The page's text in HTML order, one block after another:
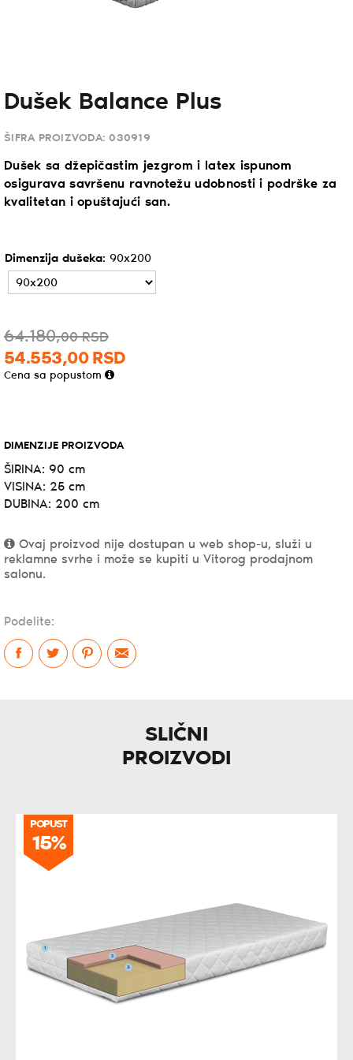
Dušek Balance Plus
ŠIFRA PROIZVODA:030919
Dušek sa džepičastim jezgrom i latex ispunom
osigurava savršenu ravnotežu udobnosti i podrške za
kvalitetan i opuštajući san.
Dimenzija dušeka: 90x200
64.180,00 RSD
Originalna
cena
64.180,00RSD.
54.553,00 RSD
Trenutna
cena
Cena sa popustom
DIMENZIJE PROIZVODA
ŠIRINA: 90 cm
VISINA: 25 cm
DUBINA: 200 cm
Ovaj proizvod nije dostupan u web shop-u, služi u
reklamne svrhe i može se kupiti u Vitorog prodajnom
salonu.
Podelite:
SLIČNI
PROIZVODI
POPUST
15%